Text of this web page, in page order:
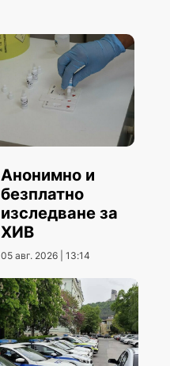
Анонимно и
безплатно
изследване за
ХИВ
05 авг. 2026 | 13:14